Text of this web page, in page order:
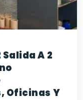
A 2
Oficinas Y